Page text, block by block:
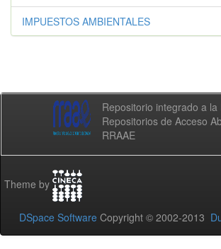
IMPUESTOS AMBIENTALES
Repositorio integrado a la
Repositorios de Acceso
RRAAE
Theme by
DSpace Software Copyright © 2002-2013